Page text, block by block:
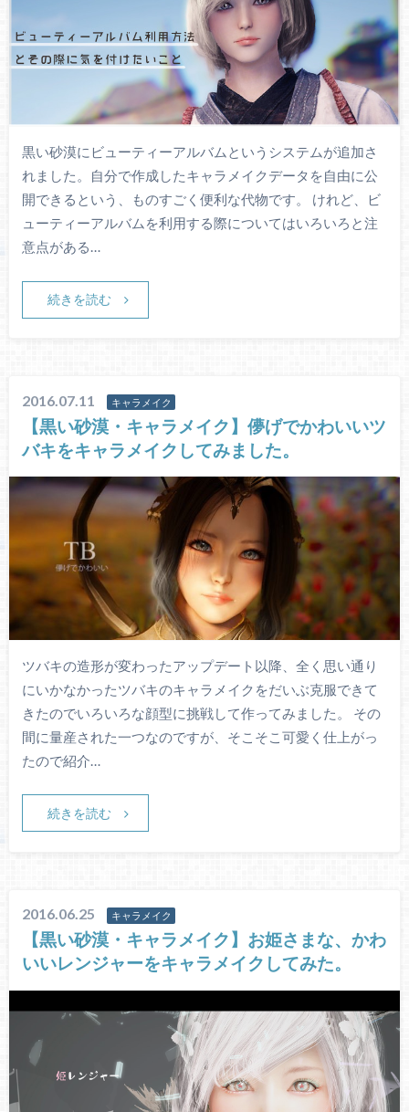
黒い砂漠にビューティーアルバムというシステムが追加さ
れました。自分で作成したキャラメイクデータを自由に公
開できるという、ものすごく便利な代物です。 けれど、ビ
ューティーアルバムを利用する際についてはいろいろと注
意点がある…
続きを読む
2016.07.11 キャラメイク
【黒い砂漠・キャラメイク】儚げでかわいいツ
バキをキャラメイクしてみました。
ツバキの造形が変わったアップデート以降、全く思い通り
にいかなかったツバキのキャラメイクをだいぶ克服できて
きたのでいろいろな顔型に挑戦して作ってみました。 その
間に量産された一つなのですが、そこそこ可愛く仕上がっ
たので紹介…
続きを読む
2016.06.25 キャラメイク
【黒い砂漠・キャラメイク】お姫さまな、かわ
いいレンジャーをキャラメイクしてみた。